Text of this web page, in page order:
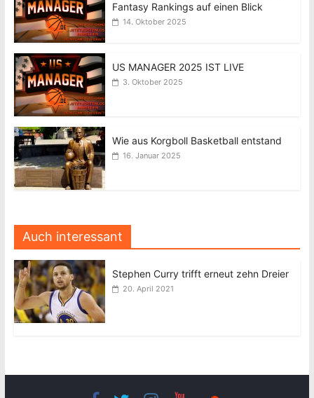
Fantasy Rankings auf einen Blick
14. Oktober 2025
US MANAGER 2025 IST LIVE
3. Oktober 2025
Wie aus Korgboll Basketball entstand
16. Januar 2025
Auch interessant
Stephen Curry trifft erneut zehn Dreier
20. April 2021